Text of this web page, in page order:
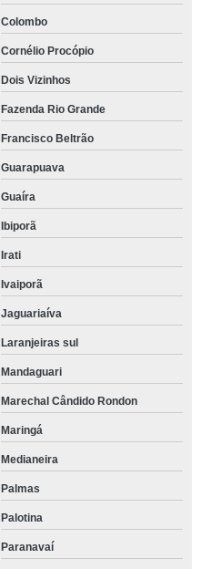
Colombo
Cornélio Procópio
Dois Vizinhos
Fazenda Rio Grande
Francisco Beltrão
Guarapuava
Guaíra
Ibiporã
Irati
Ivaiporã
Jaguariaíva
Laranjeiras sul
Mandaguari
Marechal Cândido Rondon
Maringá
Medianeira
Palmas
Palotina
Paranavaí